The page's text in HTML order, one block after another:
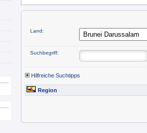
Land:
Suchbegriff:
Hilfreiche Suchtipps
Region